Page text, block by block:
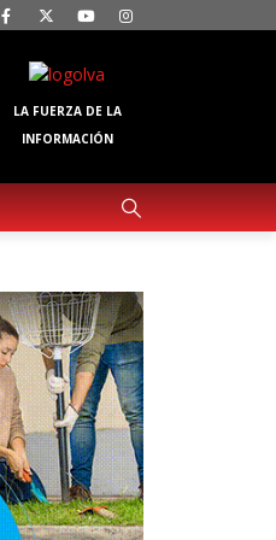
LA FUERZA DE LA
INFORMACIÓN